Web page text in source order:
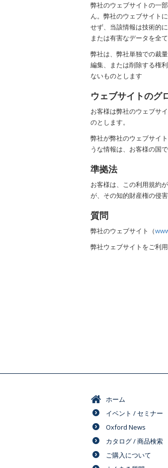
弊社のウェブサイトの一
ん。弊社のウェブサイト
せず、当該情報は技術的
または有害なデータを全
弊社は、弊社単独での裁
編集、または削除する権
ないものとします
ウェブサイトのグ
お客様は弊社のウェブサ
のとします。
弊社が弊社のウェブサイ
うな情報は、お客様の国
準拠法
お客様は、この利用規約
が、その知的財産権の侵
質問
弊社のウェブサイト（
弊社ウェブサイトをご利
ホーム
イベント / セミナー
Oxford News
カタログ / 商品検索
ご購入について